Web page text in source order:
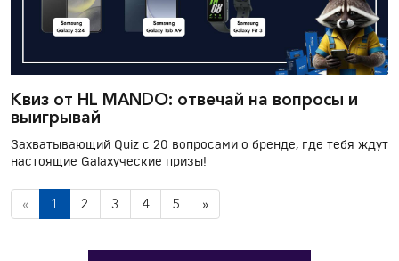
Квиз от HL MANDO: отвечай на вопросы и
выигрывай
Захватывающий Quiz с 20 вопросами о бренде, где тебя ждут
настоящие Galaxyческие призы!
« 1 2 3 4 5 »